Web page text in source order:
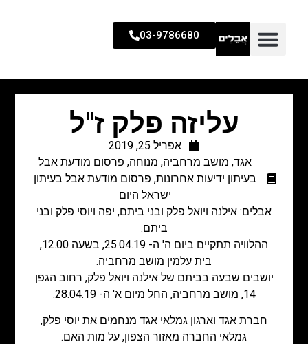
03-9786680
עליזה פלק ז"ל
אפריל 25, 2019
אגד, מושב מרחביה, מנוחה, פרסום מודעת אבל
בעיתון ידיעות אחרונות, פרסום מודעת אבל בעיתון
ישראל היום
אבלים: אילנה ויואל פלק ובני ביתם, יפה ויוסי פלק ובני
ביתם.
ההלוויה תתקיים ביום ה' ה- 25.04.19, בשעה 12.00,
בית עלמין מושב מרחביה.
יושבים שבעה בביתם של אילנה ויואל פלק, רחוב הגפן
14, מושב מרחביה, החל מיום א' ה- 28.04.19.
חברת אגד וארגון גמלאי אגד מנחמים את יוסי פלק,
גמלאי החברה מאזור הצפון, על מות האם.